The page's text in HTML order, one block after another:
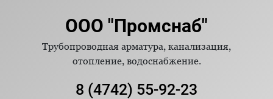
ООО "Промснаб"
Трубопроводная арматура, канализация,
отопление, водоснабжение.
8 (4742) 55-92-23